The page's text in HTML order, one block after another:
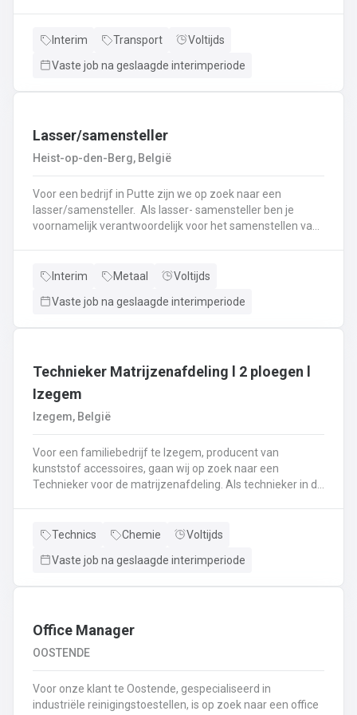
vloeistoffen.Laden en lossen volgens de voorgeschreven
documenten.Naleven van rij- en rusttijden en ADR-
Interim Transport
Voltijds
Vaste job na geslaagde interimperiode
Lasser/samensteller
Heist-op-den-Berg, België
Voor een bedrijf in Putte zijn we op zoek naar een
lasser/samensteller. Als lasser- samensteller ben je
voornamelijk verantwoordelijk voor het samenstellen van
het realiseren van onze projecten.Je werkt samen met
dagelijkse leiding van Atelierverantwoordelijke.
Interim Metaal
Voltijds
Vaste job na geslaagde interimperiode
Technieker Matrijzenafdeling l 2 ploegen l
Izegem
Izegem, België
Voor een familiebedrijf te Izegem, producent van
kunststof accessoires, gaan wij op zoek naar een
Technieker voor de matrijzenafdeling. Als technieker in de
productie en stel je de machines correct in.Bovendien
analyseer je fouten en waar nodig neem je corrigerende
de veiligheidssystemen behoort eveneens tot jouw
de productie en anticipeer je op veranderingen.
Technics Chemie
Voltijds
Vaste job na geslaagde interimperiode
Office Manager
OOSTENDE
Voor onze klant te Oostende, gespecialiseerd in
industriële reinigingstoestellen, is op zoek naar een office